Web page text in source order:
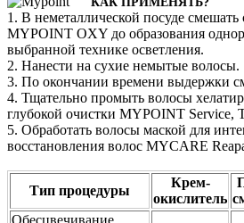
1. В неметаллической посуде
MYPOINT OXY до образования
выбранной технике осветления.
2. Нанести на сухие немытые волосы.
3. По окончании времени выдержки
4. Тщательно промыть волосы
глубокой очистки MYPOINT Service,
5. Обработать волосы маской для
восстановления волос MYCARE
Тип процедуры
Крем-
окислитель